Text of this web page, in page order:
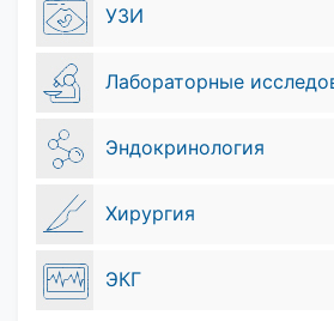
УЗИ
Лабораторные
Эндокринология
Хирургия
ЭКГ